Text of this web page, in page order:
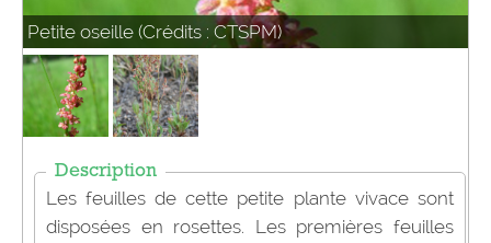
Petite oseille (Crédits : CTSPM)
Description
Les feuilles de cette petite plante vivace sont
disposées en rosettes. Les premières feuilles